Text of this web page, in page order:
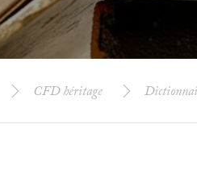
CFD héritage